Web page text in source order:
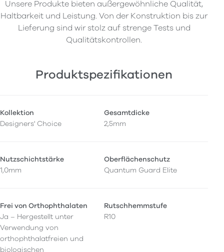
Unsere Produkte bieten außergewöhnliche Qualität,
Haltbarkeit und Leistung. Von der Konstruktion bis zur
Lieferung sind wir stolz auf strenge Tests und
Qualitätskontrollen.
Produktspezifikationen
Kollektion
Designers' Choice
Gesamtdicke
2,5mm
Nutzschichtstärke
1,0mm
Oberflächenschutz
Quantum Guard Elite
Frei von Orthophthalaten
Ja – Hergestellt unter
Verwendung von
orthophthalatfreien und
biologischen
Rutschhemmstufe
R10